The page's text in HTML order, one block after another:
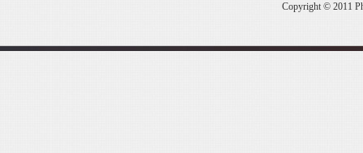
Copyright © 2011